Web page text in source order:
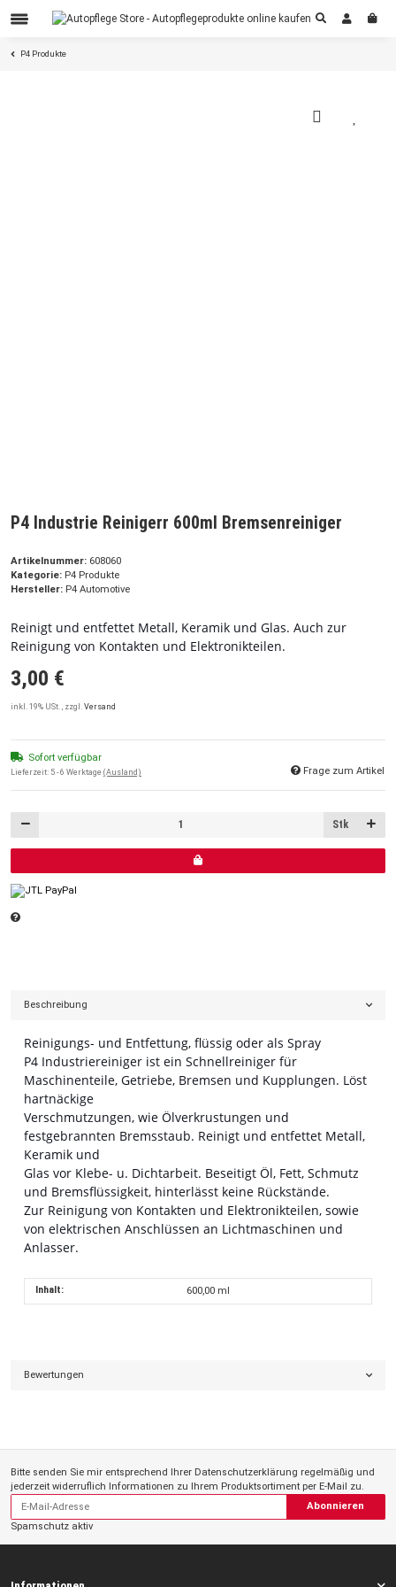
P4 Produkte
P4 Industrie Reinigerr 600ml Bremsenreiniger
Artikelnummer: 608060
Kategorie: P4 Produkte
Hersteller: P4 Automotive
Reinigt und entfettet Metall, Keramik und Glas. Auch zur
Reinigung von Kontakten und Elektronikteilen.
3,00 €
inkl. 19% USt. , zzgl. Versand
Sofort verfügbar
Lieferzeit: 5 - 6 Werktage (Ausland) Frage zum Artikel
Stk
Beschreibung
Reinigungs- und Entfettung, flüssig oder als Spray
P4 Industriereiniger ist ein Schnellreiniger für
Maschinenteile, Getriebe, Bremsen und Kupplungen. Löst
hartnäckige
Verschmutzungen, wie Ölverkrustungen und
festgebrannten Bremsstaub. Reinigt und entfettet Metall,
Keramik und
Glas vor Klebe- u. Dichtarbeit. Beseitigt Öl, Fett, Schmutz
und Bremsflüssigkeit, hinterlässt keine Rückstände.
Zur Reinigung von Kontakten und Elektronikteilen, sowie
von elektrischen Anschlüssen an Lichtmaschinen und
Anlasser.
Inhalt: 600,00 ml
Bewertungen
Bitte senden Sie mir entsprechend Ihrer Datenschutzerklärung regelmäßig und
jederzeit widerruflich Informationen zu Ihrem Produktsortiment per E-Mail zu.
Abonnieren
Spamschutz aktiv